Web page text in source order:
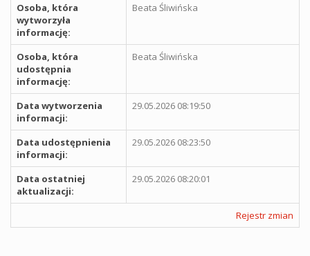
Osoba, która
wytworzyła
informację:
Beata Śliwińska
Osoba, która
udostępnia
informację:
Beata Śliwińska
Data wytworzenia
informacji:
29.05.2026 08:19:50
Data udostępnienia
informacji:
29.05.2026 08:23:50
Data ostatniej
aktualizacji:
29.05.2026 08:20:01
Rejestr zmian